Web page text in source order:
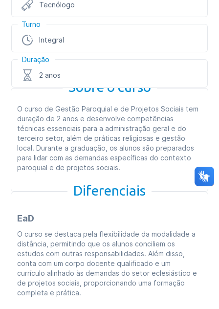
Tecnólogo
Turno
Integral
Duração
2 anos
Sobre o curso
O curso de Gestão Paroquial e de Projetos Sociais tem
duração de 2 anos e desenvolve competências
técnicas essenciais para a administração geral e do
terceiro setor, além de práticas religiosas e gestão
local. Durante a graduação, os alunos são preparados
para lidar com as demandas específicas do contexto
paroquial e de projetos sociais.
Diferenciais
EaD
O curso se destaca pela flexibilidade da modalidade a
distância, permitindo que os alunos conciliem os
estudos com outras responsabilidades. Além disso,
conta com um corpo docente qualificado e um
currículo alinhado às demandas do setor eclesiástico e
de projetos sociais, proporcionando uma formação
completa e prática.